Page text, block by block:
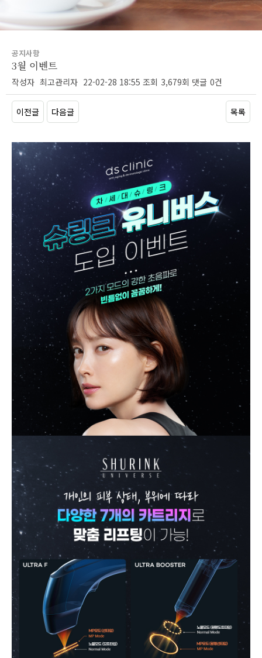
공지사항
3월 이벤트
작성자 최고관리자 22-02-28 18:55 조회 3,679회 댓글 0건
이전글 다음글 목록
본문